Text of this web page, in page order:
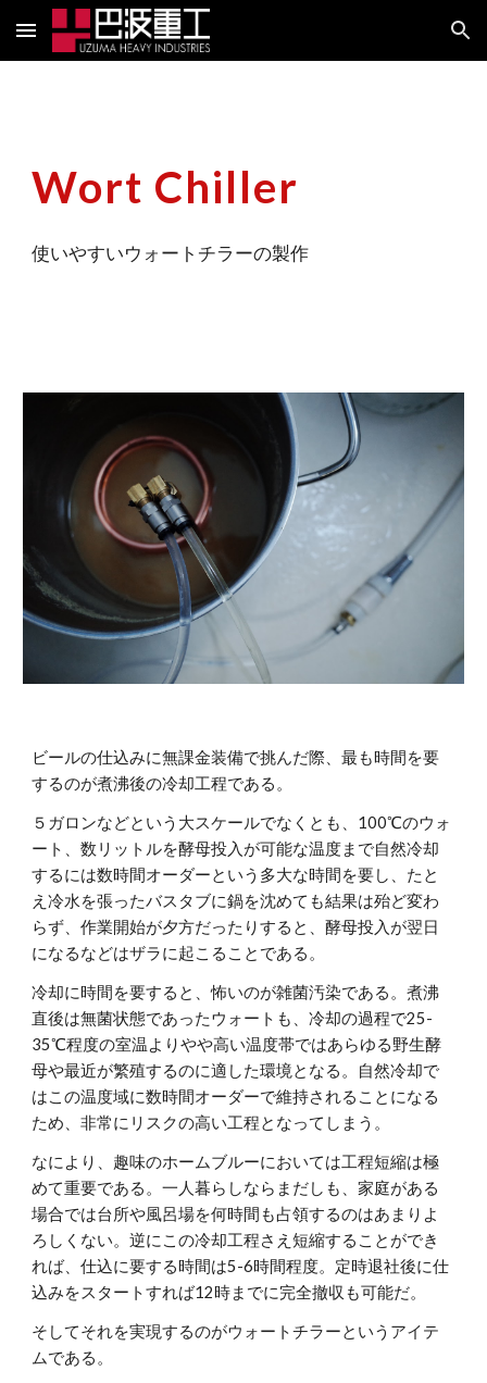
Skip to main content Skip to navigation
Wort Chiller
使いやすいウォートチラーの製作
ビールの仕込みに無課金装備で挑んだ際、最も時間を要
するのが煮沸後の冷却工程である。
５ガロンなどという大スケールでなくとも、100℃のウォ
ート、数リットルを酵母投入が可能な温度まで自然冷却
するには数時間オーダーという多大な時間を要し、たと
え冷水を張ったバスタブに鍋を沈めても結果は殆ど変わ
らず、作業開始が夕方だったりすると、酵母投入が翌日
になるなどはザラに起こることである。
冷却に時間を要すると、怖いのが雑菌汚染である。煮沸
直後は無菌状態であったウォートも、冷却の過程で25-
35℃程度の室温よりやや高い温度帯ではあらゆる野生酵
母や最近が繁殖するのに適した環境となる。自然冷却で
はこの温度域に数時間オーダーで維持されることになる
ため、非常にリスクの高い工程となってしまう。
なにより、趣味のホームブルーにおいては工程短縮は極
めて重要である。一人暮らしならまだしも、家庭がある
場合では台所や風呂場を何時間も占領するのはあまりよ
ろしくない。逆にこの冷却工程さえ短縮することができ
れば、仕込に要する時間は5-6時間程度。定時退社後に仕
込みをスタートすれば12時までに完全撤収も可能だ。
そしてそれを実現するのがウォートチラーというアイテ
ムである。